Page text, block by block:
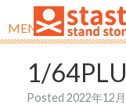
1/
Posted 2022年12
MENU